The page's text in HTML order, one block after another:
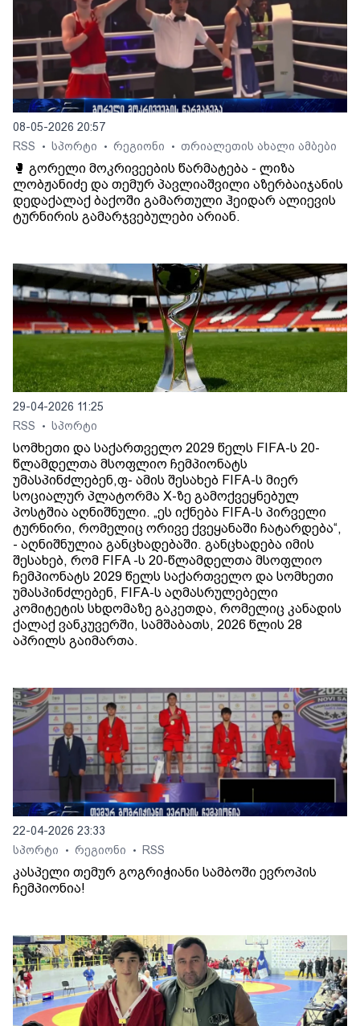
08-05-2026 20:57
RSS
• სპორტი • რეგიონი • თრიალეთის ახალი ამბები
🥊 გორელი მოკრივეების წარმატება - ლიზა
ლობჟანიძე და თემურ პავლიაშვილი აზერბაიჯანის
დედაქალაქ ბაქოში გამართული ჰეიდარ ალიევის
ტურნირის გამარჯვებულები არიან.
29-04-2026 11:25
RSS
• სპორტი
სომხეთი და საქართველო 2029 წელს FIFA-ს 20-
წლამდელთა მსოფლიო ჩემპიონატს
უმასპინძლებენ,ფ- ამის შესახებ FIFA-ს მიერ
სოციალურ პლატორმა X-ზე გამოქვეყნებულ
პოსტშია აღნიშნული. „ეს იქნება FIFA-ს პირველი
ტურნირი, რომელიც ორივე ქვეყანაში ჩატარდება“,
- აღნიშნულია განცხადებაში. განცხადება იმის
შესახებ, რომ FIFA -ს 20-წლამდელთა მსოფლიო
ჩემპიონატს 2029 წელს საქართველო და სომხეთი
უმასპინძლებენ, FIFA-ს აღმასრულებელი
კომიტეტის სხდომაზე გაკეთდა, რომელიც კანადის
ქალაქ ვანკუვერში, სამშაბათს, 2026 წლის 28
აპრილს გაიმართა.
22-04-2026 23:33
სპორტი
• რეგიონი • RSS
კასპელი თემურ გოგრიჭიანი სამბოში ევროპის
ჩემპიონია!